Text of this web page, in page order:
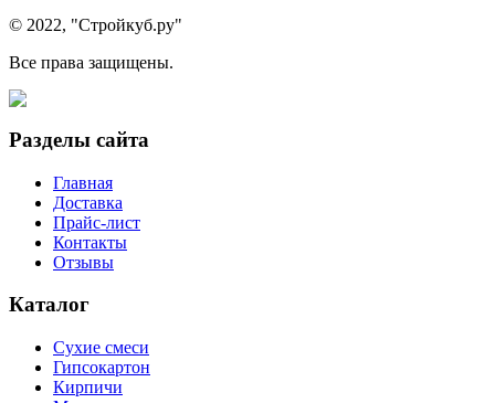
© 2022, "Стройкуб.ру"
Все права защищены.
Разделы сайта
Главная
Доставка
Прайс-лист
Контакты
Отзывы
Каталог
Сухие смеси
Гипсокартон
Кирпичи